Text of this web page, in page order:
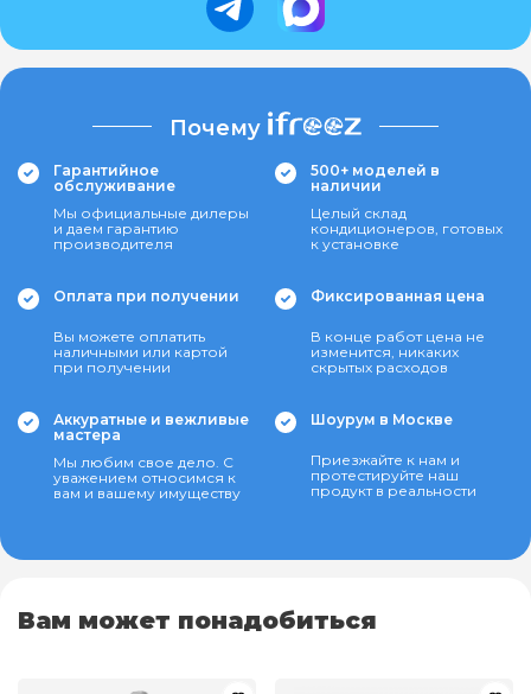
Почему
Гарантийное
обслуживание
Мы официальные дилеры
и даем гарантию
производителя
500+ моделей в
наличии
Целый склад
кондиционеров, готовых
к установке
Оплата при получении
Вы можете оплатить
наличными или картой
при получении
Фиксированная цена
В конце работ цена не
изменится, никаких
скрытых расходов
Аккуратные и вежливые
мастера
Мы любим свое дело. С
уважением относимся к
вам и вашему имуществу
Шоурум в Москве
Приезжайте к нам и
протестируйте наш
продукт в реальности
Вам может понадобиться